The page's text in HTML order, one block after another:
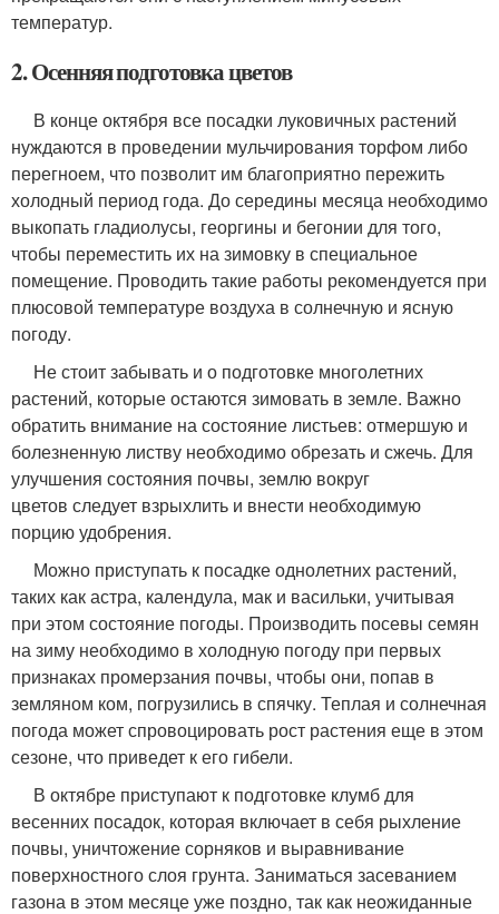
температур.
2. Осенняя подготовка цветов
В конце октября все посадки луковичных растений
нуждаются в проведении мульчирования торфом либо
перегноем, что позволит им благоприятно пережить
холодный период года. До середины месяца необходимо
выкопать гладиолусы, георгины и бегонии для того,
чтобы переместить их на зимовку в специальное
помещение. Проводить такие работы рекомендуется при
плюсовой температуре воздуха в солнечную и ясную
погоду.
Не стоит забывать и о подготовке многолетних
растений, которые остаются зимовать в земле. Важно
обратить внимание на состояние листьев: отмершую и
болезненную листву необходимо обрезать и сжечь. Для
улучшения состояния почвы, землю вокруг
цветов следует взрыхлить и внести необходимую
порцию удобрения.
Можно приступать к посадке однолетних растений,
таких как астра, календула, мак и васильки, учитывая
при этом состояние погоды. Производить посевы семян
на зиму необходимо в холодную погоду при первых
признаках промерзания почвы, чтобы они, попав в
земляном ком, погрузились в спячку. Теплая и солнечная
погода может спровоцировать рост растения еще в этом
сезоне, что приведет к его гибели.
В октябре приступают к подготовке клумб для
весенних посадок, которая включает в себя рыхление
почвы, уничтожение сорняков и выравнивание
поверхностного слоя грунта. Заниматься засеванием
газона в этом месяце уже поздно, так как неожиданные